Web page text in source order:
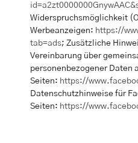
Widerspruchsmöglichkeit
Werbeanzeigen: https://
tab=ads; Zusätzliche
Vereinbarung über
personenbezogener Daten
Seiten: https://
Datenschutzhinweise für
Seiten: https://